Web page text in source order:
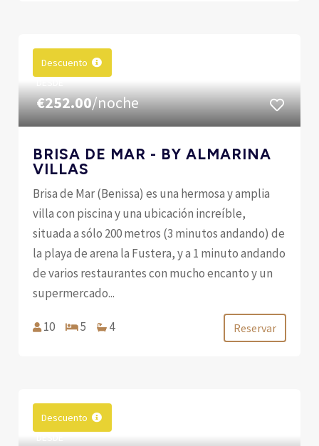
Descuento
€252.00/noche
BRISA DE MAR - BY ALMARINA
VILLAS
Brisa de Mar (Benissa) es una hermosa y amplia
villa con piscina y una ubicación increíble,
situada a sólo 200 metros (3 minutos andando) de
la playa de arena la Fustera, y a 1 minuto andando
de varios restaurantes con mucho encanto y un
supermercado...
10 5 4 Reservar
Descuento